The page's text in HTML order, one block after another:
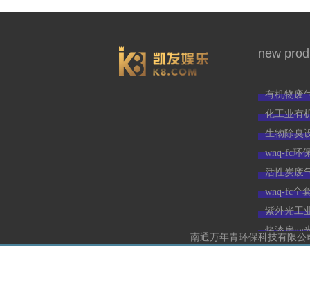
new
有机物废
化工业有
生物除臭
wnq-fc环
活性炭废
wnq-fc全
紫外光工
烤漆房uv
南通万年青环保科技有限